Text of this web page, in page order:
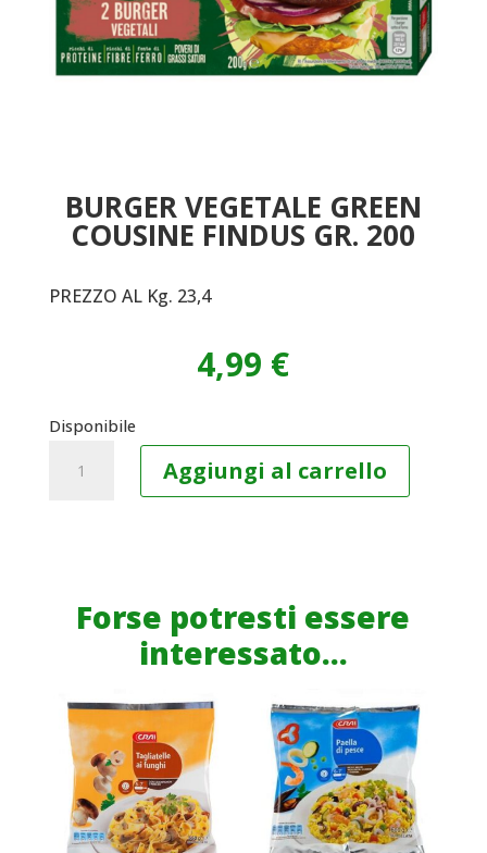
BURGER VEGETALE GREEN
COUSINE FINDUS GR. 200
PREZZO AL Kg. 23,4
4,99 €
Disponibile
VEGETALE
Aggiungi al carrello
Forse potresti essere
interessato...